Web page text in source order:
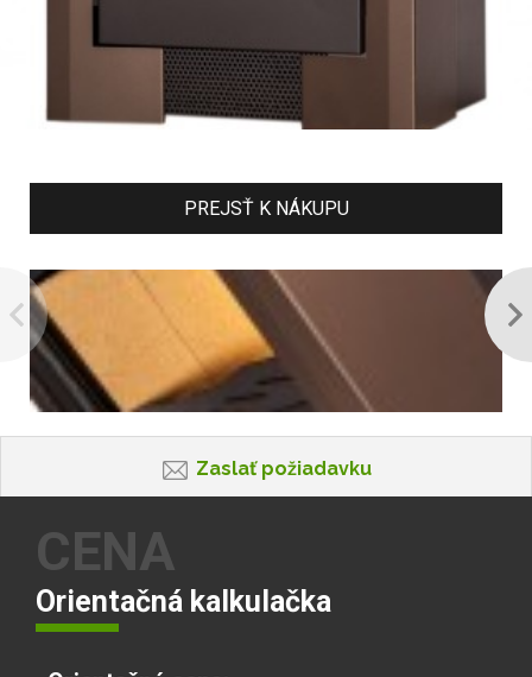
PREJSŤ K NÁKUPU
Zaslať požiadavku
CENA
Orientačná kalkulačka